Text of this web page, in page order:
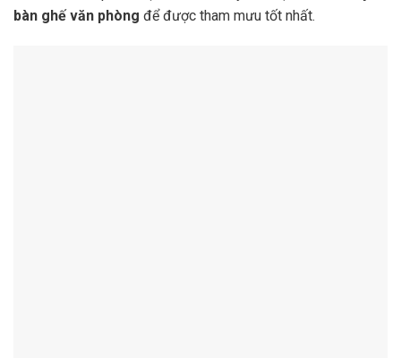
bàn ghế văn phòng để được tham mưu tốt nhất.